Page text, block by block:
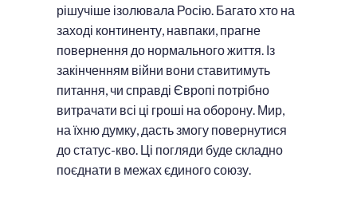
рішучіше ізолювала Росію. Багато хто на
заході континенту, навпаки, прагне
повернення до нормального життя. Із
закінченням війни вони ставитимуть
питання, чи справді Європі потрібно
витрачати всі ці гроші на оборону. Мир,
на їхню думку, дасть змогу повернутися
до статус-кво. Ці погляди буде складно
поєднати в межах єдиного союзу.